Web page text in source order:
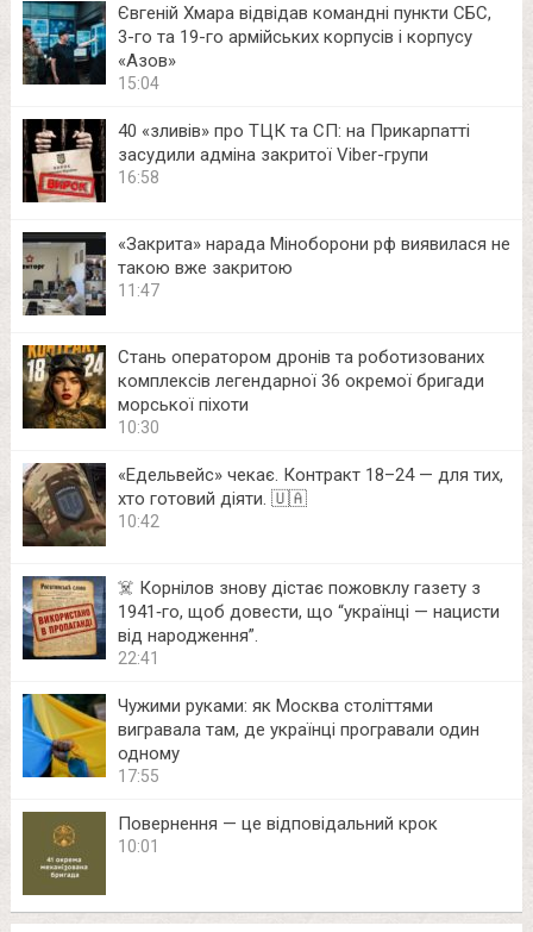
Євгеній Хмара відвідав командні пункти СБС,
3-го та 19-го армійських корпусів і корпусу
«Азов»
15:04
40 «зливів» про ТЦК та СП: на Прикарпатті
засудили адміна закритої Viber-групи
16:58
«Закрита» нарада Міноборони рф виявилася не
такою вже закритою
11:47
Стань оператором дронів та роботизованих
комплексів легендарної 36 окремої бригади
морської піхоти
10:30
«Едельвейс» чекає. Контракт 18–24 — для тих,
хто готовий діяти. 🇺🇦
10:42
☠️ Корнілов знову дістає пожовклу газету з
1941‑го, щоб довести, що “українці — нацисти
від народження”.
22:41
Чужими руками: як Москва століттями
вигравала там, де українці програвали один
одному
17:55
Повернення — це відповідальний крок
10:01